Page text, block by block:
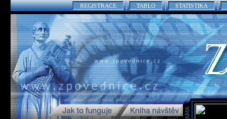
REGISTRACE TABLO STATISTIKA